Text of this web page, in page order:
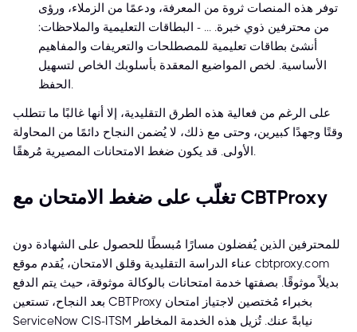
توفر هذه المنصات ثروة من المعرفة، ودعمًا من الزملاء، ورؤى
من محترفين ذوي خبرة. ... - البطاقات التعليمية والملاحظات:
أنشئ بطاقات تعليمية للمصطلحات والتعريفات والمفاهيم
الأساسية. لخص المواضيع المعقدة بأسلوبك الخاص لتسهيل
الحفظ.
على الرغم من فعالية هذه الطرق التقليدية، إلا أنها غالبًا ما تتطلب
وقتًا وجهدًا كبيرين، وحتى مع ذلك، لا يُضمن النجاح دائمًا من المحاولة
الأولى. قد يكون ضغط الامتحانات المصيرية مُرهقًا.
تغلّب على ضغط الامتحان مع CBTProxy
للمحترفين الذين يُفضلون مسارًا مُبسطًا للحصول على الشهادة دون
عناء الدراسة التقليدية وقلق الامتحان، يُقدم موقع cbtproxy.com
بديلاً موثوقًا. بصفتها خدمة امتحانات بالوكالة موثوقة، حيث يتم الدفع
بعد النجاح، تستعين CBTProxy بخبراء مُختصين لاجتياز امتحان
ServiceNow CIS-ITSM نيابةً عنك. تُزيل هذه الخدمة المخاطر